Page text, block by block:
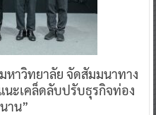
าวิทยาลัย จัดสัมมนาทาง
นะเคล็ดลับปรับธุรกิจท่อง
าน”